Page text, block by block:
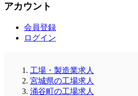
アカウント
会員登録
ログイン
工場・製造業求人
宮城県の工場求人
涌谷町の工場求人